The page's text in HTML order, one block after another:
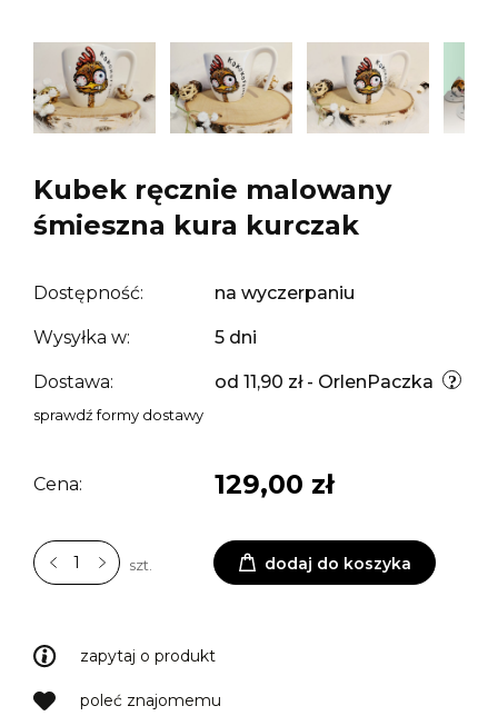
Kubek ręcznie malowany
śmieszna kura kurczak
Dostępność: na wyczerpaniu
Wysyłka w: 5 dni
Dostawa: od 11,90 zł - OrlenPaczka
sprawdź formy dostawy
Cena: 129,00 zł
szt. dodaj do koszyka
zapytaj o produkt
poleć znajomemu